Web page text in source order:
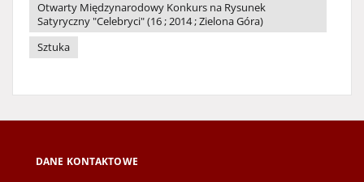
Otwarty Międzynarodowy Konkurs na Rysunek
Satyryczny "Celebryci" (16 ; 2014 ; Zielona Góra)
Sztuka
DANE KONTAKTOWE